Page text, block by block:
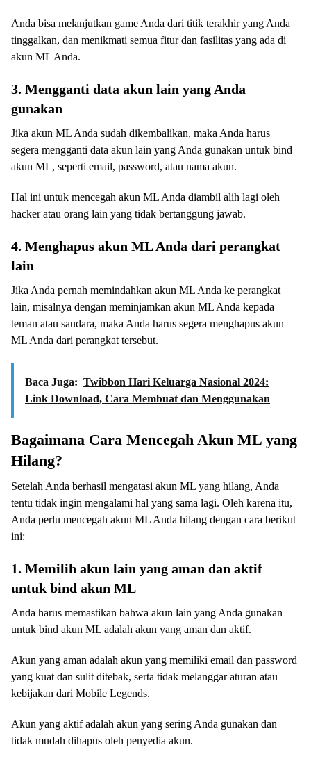
Anda bisa melanjutkan game Anda dari titik terakhir yang Anda
tinggalkan, dan menikmati semua fitur dan fasilitas yang ada di
akun ML Anda.
3. Mengganti data akun lain yang Anda
gunakan
Jika akun ML Anda sudah dikembalikan, maka Anda harus
segera mengganti data akun lain yang Anda gunakan untuk bind
akun ML, seperti email, password, atau nama akun.
Hal ini untuk mencegah akun ML Anda diambil alih lagi oleh
hacker atau orang lain yang tidak bertanggung jawab.
4. Menghapus akun ML Anda dari perangkat
lain
Jika Anda pernah memindahkan akun ML Anda ke perangkat
lain, misalnya dengan meminjamkan akun ML Anda kepada
teman atau saudara, maka Anda harus segera menghapus akun
ML Anda dari perangkat tersebut.
Baca Juga: Twibbon Hari Keluarga Nasional 2024:
Link Download, Cara Membuat dan Menggunakan
Bagaimana Cara Mencegah Akun ML yang
Hilang?
Setelah Anda berhasil mengatasi akun ML yang hilang, Anda
tentu tidak ingin mengalami hal yang sama lagi. Oleh karena itu,
Anda perlu mencegah akun ML Anda hilang dengan cara berikut
ini:
1. Memilih akun lain yang aman dan aktif
untuk bind akun ML
Anda harus memastikan bahwa akun lain yang Anda gunakan
untuk bind akun ML adalah akun yang aman dan aktif.
Akun yang aman adalah akun yang memiliki email dan password
yang kuat dan sulit ditebak, serta tidak melanggar aturan atau
kebijakan dari Mobile Legends.
Akun yang aktif adalah akun yang sering Anda gunakan dan
tidak mudah dihapus oleh penyedia akun.